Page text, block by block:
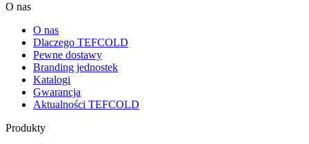
O nas
O nas
Dlaczego TEFCOLD
Pewne dostawy
Branding jednostek
Katalogi
Gwarancja
Aktualności TEFCOLD
Produkty